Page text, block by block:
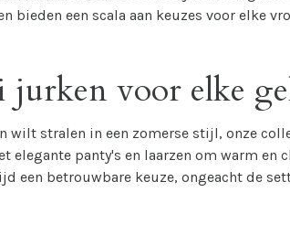
bieden een scala aan keuzes voor elke
voor elke
wilt stralen in een zomerse stijl, onze
panty's en laarzen om warm en
een betrouwbare keuze, ongeacht de